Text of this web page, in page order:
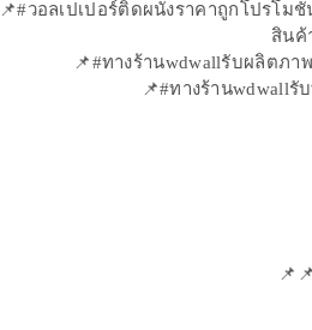
📌#วอลเปเปอร์ติดผนังราคาถูกโปรโม
สินค้
📌#ทางร้านwdwallรับผลิตภ
📌#ทางร้านwdwall